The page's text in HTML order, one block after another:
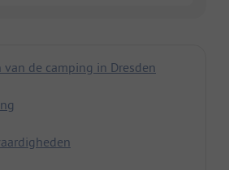
van de camping in Dresden